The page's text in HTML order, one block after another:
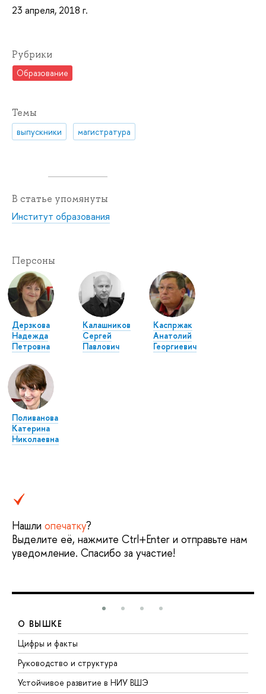
23 апреля, 2018 г.
Рубрики
Образование
Темы
выпускники магистратура
В статье упомянуты
Институт образования
Персоны
Дерзкова
Надежда
Петровна
Калашников
Сергей
Павлович
Каспржак
Анатолий
Георгиевич
Поливанова
Катерина
Николаевна
Нашли опечатку?
Выделите её, нажмите Ctrl+Enter и отправьте нам
уведомление. Спасибо за участие!
О ВЫШКЕ
Цифры и факты
Руководство и структура
Устойчивое развитие в НИУ ВШЭ